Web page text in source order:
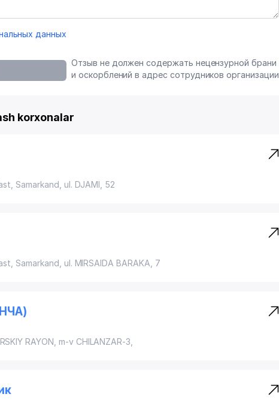
данных
Отзыв не должен содержать нецензурной брани
и оскорблений в адрес сотрудников организации
korxonalar
Samarkand, ul. DJAMI , 52
Samarkand, ul. MIRSAIDA BARAKA , 7
RAYON , m-v CHILANZAR-3,